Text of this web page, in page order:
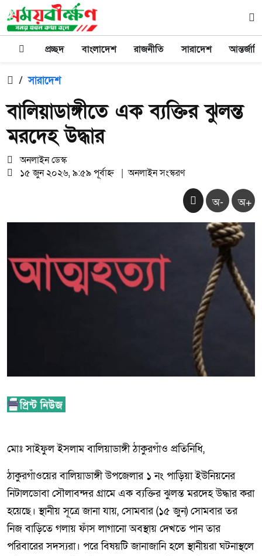
প্রচ্ছদ বাংলাদেশ রাজনীতি সারাদেশ
/ সারাদেশ
বালিয়াডাঙ্গীতে এক ব্যক্তির ঝুলন্ত
মরদেহ উদ্ধার
অনলাইন ডেস্ক
১৫ জুন ২০২৬, ৯:৫৯ পূর্বাহ্ন | অনলাইন সংস্করণ
অ- অ+
মোঃ সাইফুল ইসলাম বালিয়াডাঙ্গী ঠাকুরগাঁও প্রতিনিধি,
ঠাকুরগাঁওয়ের বালিয়াডাঙ্গী উপজেলার ১ নং পাড়িয়া ইউনিয়নের
নিটালডোবা সৌলাবন্দর গ্রামে এক ব্যক্তির ঝুলন্ত মরদেহ উদ্ধার করা
হয়েছে। স্থানীয় সূত্রে জানা যায়, সোমবার (১৫ জুন) সোমবার তর
নিজ বাড়িতে গলায় ফাঁস লাগানো অবস্থায় দেখতে পান তার
পরিবারের সদস্যরা। পরে বিষয়টি জানাজানি হলে স্থানীয়রা ঘটনাস্থলে